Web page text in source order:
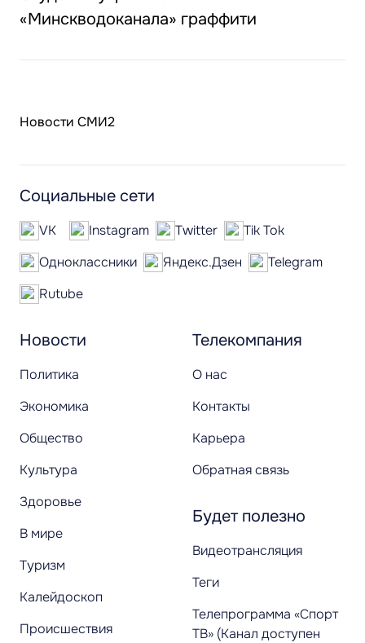
«Минскводоканала» граффити
Новости СМИ2
Новости
Политика
Экономика
Общество
Культура
Здоровье
В мире
Туризм
Калейдоскоп
Происшествия
Телекомпания
О нас
Контакты
Карьера
Обратная связь
Будет полезно
Видеотрансляция
Теги
Телепрограмма «Спорт
ТВ» (Канал доступен
Социальные сети
VK Instagram Twitter
Tik Tok
Одноклассники
Яндекс.Дзен
Telegram
Rutube